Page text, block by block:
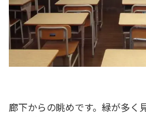
廊下からの眺めです。緑が多く